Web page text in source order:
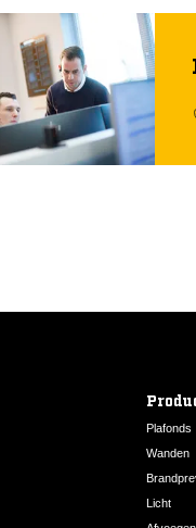
rookwerende afdichtingen
ideaal voor brandveilige
Plafonds
Wanden
Licht